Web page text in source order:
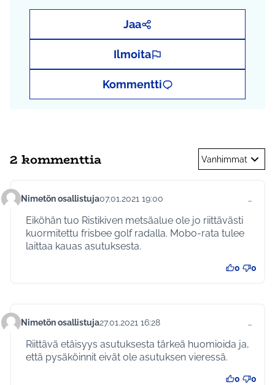
Jaa
Ilmoita
Kommentti
2 kommenttia Vanhimmat
Kommentti 409
Nimetön osallistuja07.01.2021 19:00 …
Eiköhän tuo Ristikiven metsäalue ole jo riittävästi
kuormitettu frisbee golf radalla. Mobo-rata tulee
laittaa kauas asutuksesta.
0 0
Kommentti 453
Nimetön osallistuja27.01.2021 16:28 …
Riittävä etäisyys asutuksesta tärkeä huomioida ja,
että pysäköinnit eivät ole asutuksen vieressä.
0 0